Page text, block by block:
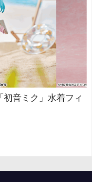
音ミク」水着フィ